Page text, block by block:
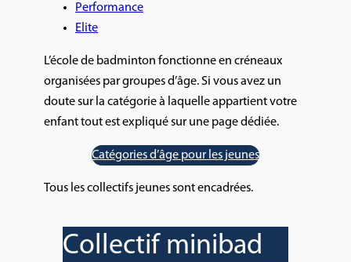
Performance
Elite
L’école de badminton fonctionne en créneaux
organisées par groupes d’âge. Si vous avez un
doute sur la catégorie à laquelle appartient votre
enfant tout est expliqué sur une page dédiée.
Catégories d’âge pour les jeunes
Tous les collectifs jeunes sont encadrées.
Collectif minibad